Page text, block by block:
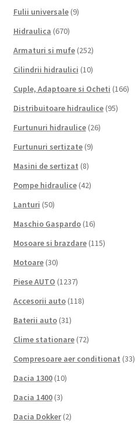
Fulii universale (9)
Hidraulica (670)
Armaturi si mufe (252)
Cilindrii hidraulici (10)
Cuple, Adaptoare si Ocheti (166)
Distribuitoare hidraulice (95)
Furtunuri hidraulice (26)
Furtunuri sertizate (9)
Masini de sertizat (8)
Pompe hidraulice (42)
Lanturi (50)
Maschio Gaspardo (16)
Mosoare si brazdare (115)
Motoare (30)
Piese AUTO (1237)
Accesorii auto (118)
Baterii auto (31)
Clime stationare (72)
Compresoare aer conditionat (33)
Dacia 1300 (10)
Dacia 1400 (3)
Dacia Dokker (2)